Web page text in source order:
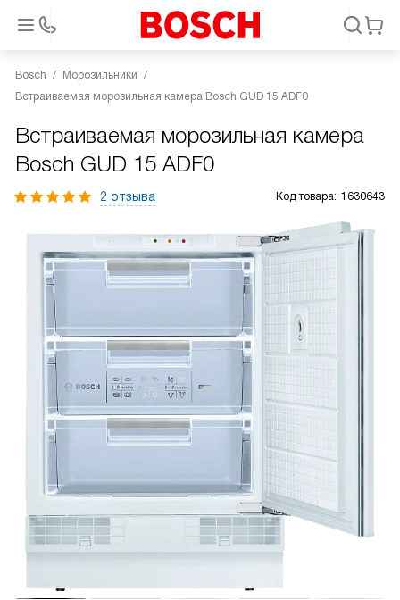
Bosch
Морозильники
Встраиваемая морозильная камера Bosch GUD 15 ADF0
Встраиваемая морозильная камера
Bosch GUD 15 ADF0
2 отзыва Код товара: 1630643